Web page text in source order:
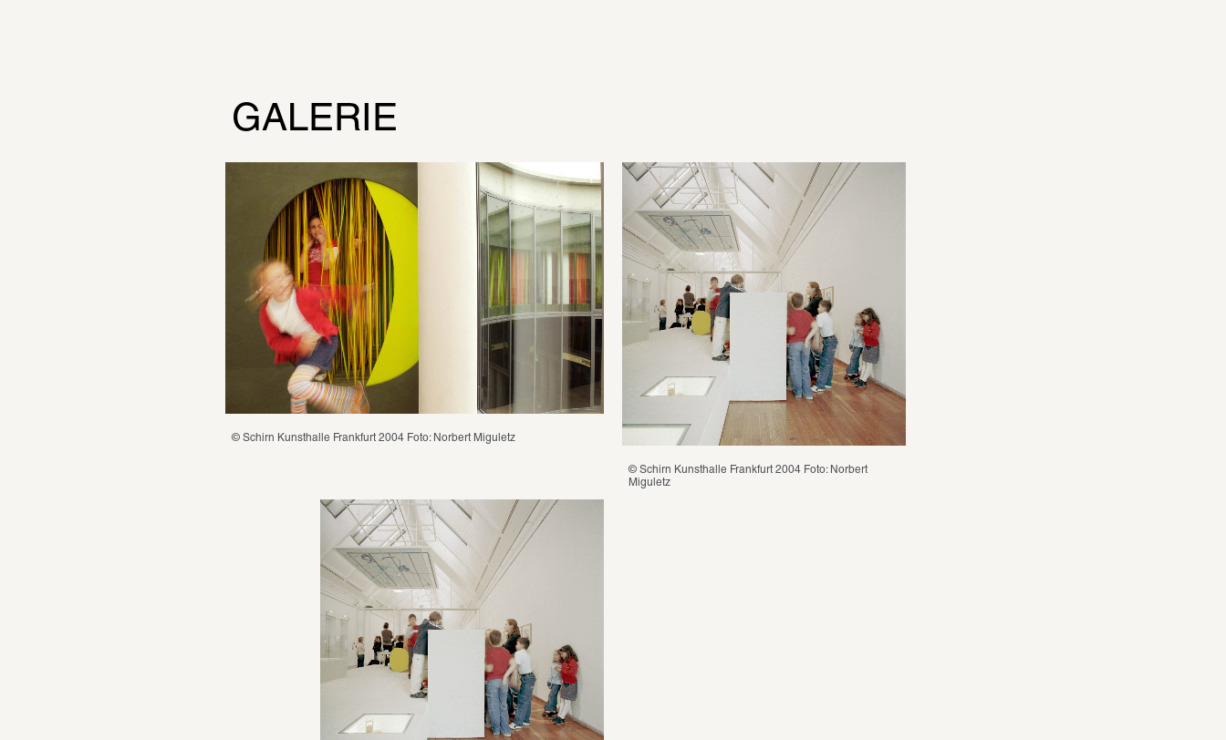
GALERIE
© Schirn Kunsthalle Frankfurt 2004 Foto: Norbert Miguletz
© Schirn Kunsthalle Frankfurt 2004 Foto: Norbert
Miguletz